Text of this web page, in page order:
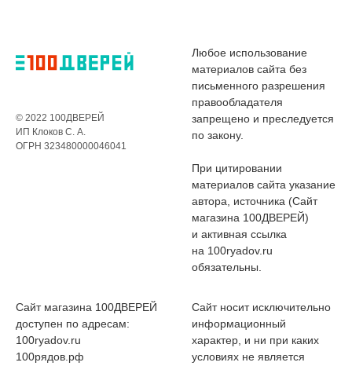
© 2022 100ДВЕРЕЙ
ИП Клоков С. А.
ОГРН 323480000046041
Любое использование
материалов сайта без
письменного разрешения
правообладателя
запрещено и преследуется
по закону.
При цитировании
материалов сайта указание
автора, источника (Сайт
магазина 100ДВЕРЕЙ)
и активная ссылка
на 100ryadov.ru
обязательны.
Сайт магазина 100ДВЕРЕЙ
доступен по адресам:
100ryadov.ru
100рядов.рф
Сайт носит исключительно
информационный
характер, и ни при каких
условиях не является